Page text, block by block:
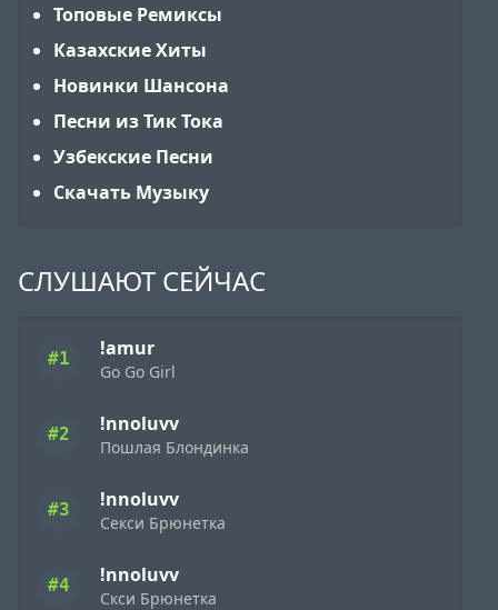
Топовые Ремиксы
Казахские Хиты
Новинки Шансона
Песни из Тик Тока
Узбекские Песни
Скачать Музыку
СЛУШАЮТ СЕЙЧАС
#1 !amur
Go Go Girl
#2 !nnoluvv
Пошлая Блондинка
#3 !nnoluvv
Секси Брюнетка
#4 !nnoluvv
Скси Брюнетка